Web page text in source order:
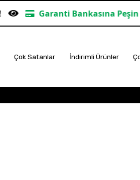
Garanti Bankasına Peşin Fiyatına
Çok Satanlar İndirimli Ürünler